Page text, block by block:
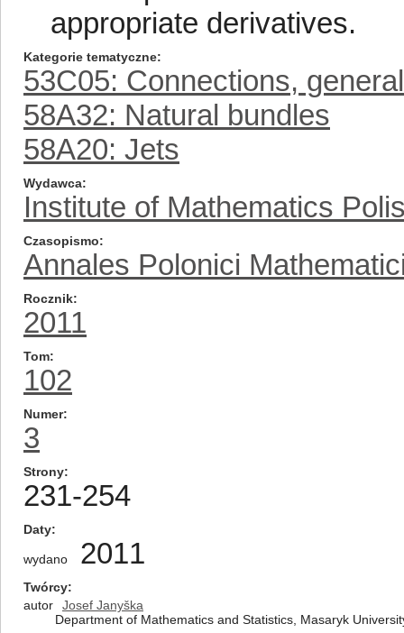
appropriate derivatives.
Kategorie tematyczne
53C05: Connections,
58A32: Natural bundles
58A20: Jets
Wydawca
Institute of Mathematics
Czasopismo
Annales Polonici
Rocznik
2011
Tom
102
Numer
3
Strony
231-254
Daty
wydano 2011
Twórcy
autor
Josef Janyška
Department of Mathematics and Statistics, Masaryk